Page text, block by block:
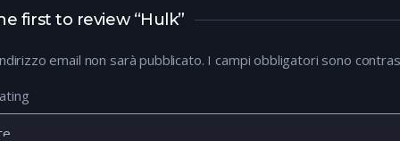
first to review “Hulk”
email non sarà pubblicato. I campi obbligatori sono